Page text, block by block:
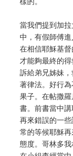
當我們提到加
中，有假師傅
在相信耶穌基
才能夠最終的
訴給弟兄姊妹
著律法。好行
果子。在帖撒
書。前書當中
再來錯誤的一
常的等候耶穌
態度。哥林多